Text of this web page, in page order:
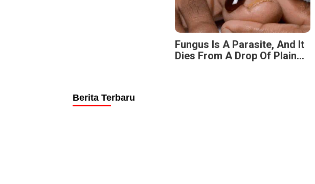
Fungus Is A Parasite, And It
Dies From A Drop Of Plain...
Berita Terbaru